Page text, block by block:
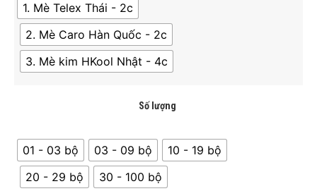
1. Mè Telex Thái - 2c
2. Mè Caro Hàn Quốc - 2c
3. Mè kim HKool Nhật - 4c
Số lượng
01 - 03 bộ 03 - 09 bộ
10 - 19 bộ
20 - 29 bộ
30 - 100 bộ